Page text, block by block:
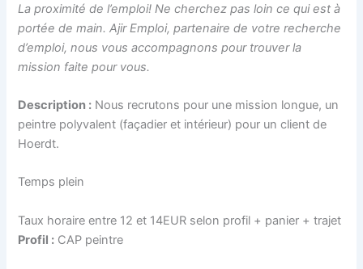
La proximité de l’emploi! Ne cherchez pas loin ce qui est à
portée de main. Ajir Emploi, partenaire de votre recherche
d’emploi, nous vous accompagnons pour trouver la
mission faite pour vous.
Description : Nous recrutons pour une mission longue, un
peintre polyvalent (façadier et intérieur) pour un client de
Hoerdt.
Temps plein
Taux horaire entre 12 et 14EUR selon profil + panier + trajet
Profil : CAP peintre